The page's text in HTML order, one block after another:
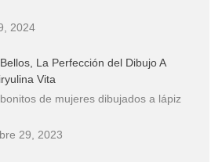
2024
La Perfección del Dibujo A
Vita
de mujeres dibujados a lápiz
29, 2023